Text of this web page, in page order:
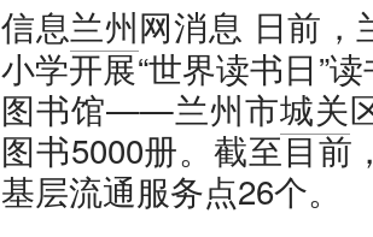
信息兰州网消息 日前，
小学开展“世界读书日”
图书馆——兰州市城关
图书5000册。截至目
基层流通服务点26个。